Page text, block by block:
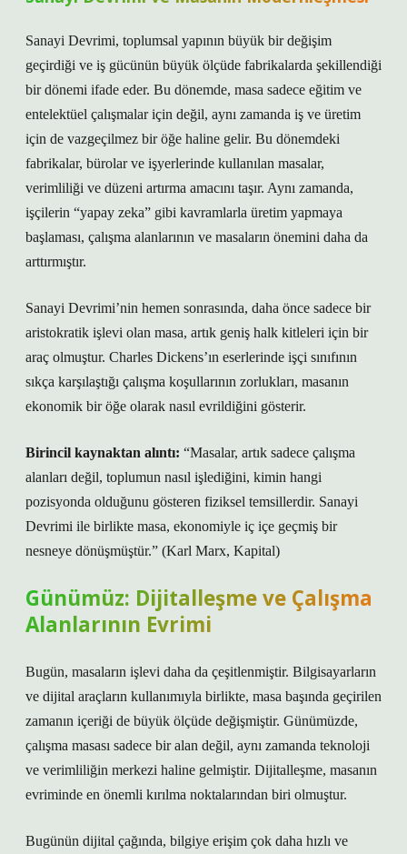
Sanayi Devrimi, toplumsal yapının büyük bir değişim
geçirdiği ve iş gücünün büyük ölçüde fabrikalarda şekillendiği
bir dönemi ifade eder. Bu dönemde, masa sadece eğitim ve
entelektüel çalışmalar için değil, aynı zamanda iş ve üretim
için de vazgeçilmez bir öğe haline gelir. Bu dönemdeki
fabrikalar, bürolar ve işyerlerinde kullanılan masalar,
verimliliği ve düzeni artırma amacını taşır. Aynı zamanda,
işçilerin “yapay zeka” gibi kavramlarla üretim yapmaya
başlaması, çalışma alanlarının ve masaların önemini daha da
arttırmıştır.
Sanayi Devrimi’nin hemen sonrasında, daha önce sadece bir
aristokratik işlevi olan masa, artık geniş halk kitleleri için bir
araç olmuştur. Charles Dickens’ın eserlerinde işçi sınıfının
sıkça karşılaştığı çalışma koşullarının zorlukları, masanın
ekonomik bir öğe olarak nasıl evrildiğini gösterir.
Birincil kaynaktan alıntı: “Masalar, artık sadece çalışma
alanları değil, toplumun nasıl işlediğini, kimin hangi
pozisyonda olduğunu gösteren fiziksel temsillerdir. Sanayi
Devrimi ile birlikte masa, ekonomiyle iç içe geçmiş bir
nesneye dönüşmüştür.” (Karl Marx, Kapital)
Günümüz: Dijitalleşme ve Çalışma
Alanlarının Evrimi
Bugün, masaların işlevi daha da çeşitlenmiştir. Bilgisayarların
ve dijital araçların kullanımıyla birlikte, masa başında geçirilen
zamanın içeriği de büyük ölçüde değişmiştir. Günümüzde,
çalışma masası sadece bir alan değil, aynı zamanda teknoloji
ve verimliliğin merkezi haline gelmiştir. Dijitalleşme, masanın
evriminde en önemli kırılma noktalarından biri olmuştur.
Bugünün dijital çağında, bilgiye erişim çok daha hızlı ve